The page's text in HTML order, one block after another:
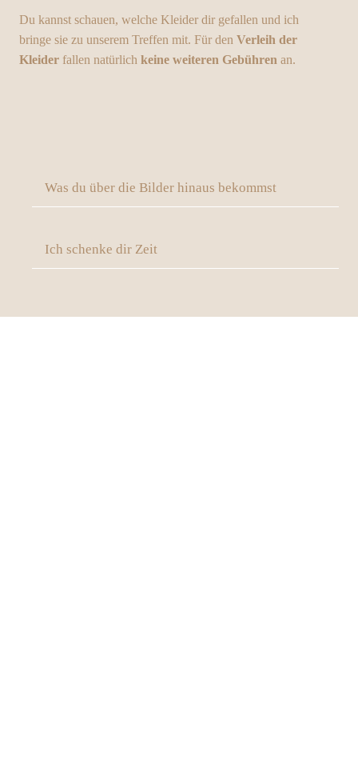
Du kannst schauen, welche Kleider dir gefallen und ich
bringe sie zu unserem Treffen mit. Für den Verleih der
Kleider fallen natürlich keine weiteren Gebühren an.
Was du über die Bilder hinaus bekommst
Ich schenke dir Zeit